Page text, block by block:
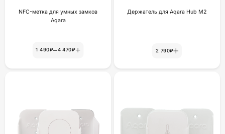
NFC-метка для умных замков
Aqara
1 490₽–4 470₽
Держатель для Aqara Hub M2
2 790₽